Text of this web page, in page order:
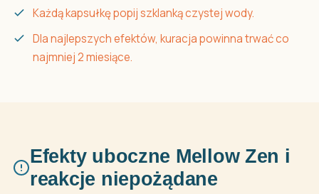
Każdą kapsułkę popij szklanką czystej wody.
Dla najlepszych efektów, kuracja powinna trwać co
najmniej 2 miesiące.
Efekty uboczne Mellow Zen i
reakcje niepożądane